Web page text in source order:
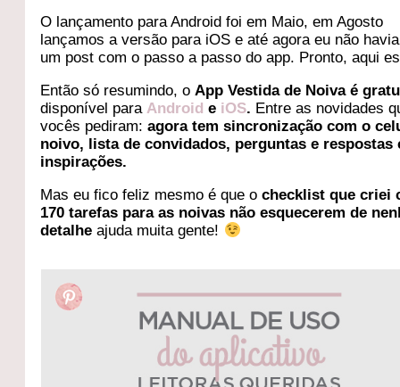
O lançamento para Android foi em Maio, em Agosto
lançamos a versão para iOS e até agora eu não
um post com o passo a passo do app. Pronto, aqui
Então só resumindo, oApp Vestida de Noiva é
disponível paraAndroid e iOS. Entre as novidades
vocês pediram:agora tem sincronização com o
noivo, lista de convidados, perguntas e respostas
inspirações.
Mas eu fico feliz mesmo é que ochecklist que criei
170 tarefas para as noivas não esquecerem de
detalhe ajuda muita gente!